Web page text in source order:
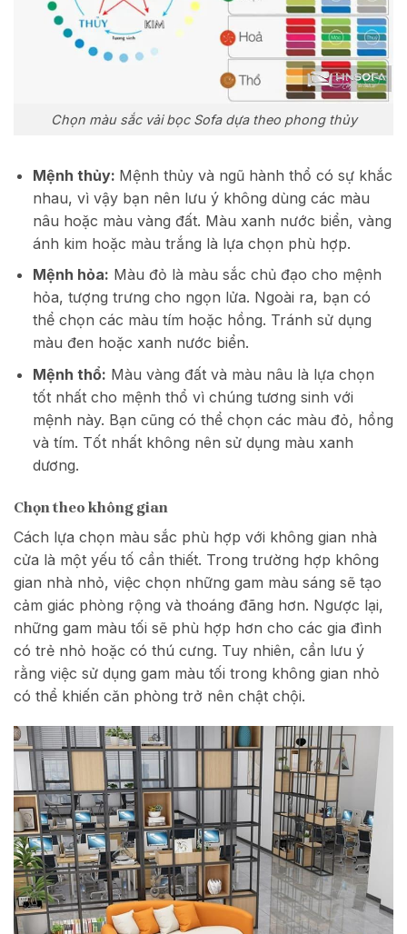
Chọn màu sắc vải bọc Sofa dựa theo phong thủy
Mệnh thủy: Mệnh thủy và ngũ hành thổ có sự khắc
nhau, vì vậy bạn nên lưu ý không dùng các màu
nâu hoặc màu vàng đất. Màu xanh nước biển, vàng
ánh kim hoặc màu trắng là lựa chọn phù hợp.
Mệnh hỏa: Màu đỏ là màu sắc chủ đạo cho mệnh
hỏa, tượng trưng cho ngọn lửa. Ngoài ra, bạn có
thể chọn các màu tím hoặc hồng. Tránh sử dụng
màu đen hoặc xanh nước biển.
Mệnh thổ: Màu vàng đất và màu nâu là lựa chọn
tốt nhất cho mệnh thổ vì chúng tương sinh với
mệnh này. Bạn cũng có thể chọn các màu đỏ, hồng
và tím. Tốt nhất không nên sử dụng màu xanh
dương.
Chọn theo không gian
Cách lựa chọn màu sắc phù hợp với không gian nhà
cửa là một yếu tố cần thiết. Trong trường hợp không
gian nhà nhỏ, việc chọn những gam màu sáng sẽ tạo
cảm giác phòng rộng và thoáng đãng hơn. Ngược lại,
những gam màu tối sẽ phù hợp hơn cho các gia đình
có trẻ nhỏ hoặc có thú cưng. Tuy nhiên, cần lưu ý
rằng việc sử dụng gam màu tối trong không gian nhỏ
có thể khiến căn phòng trở nên chật chội.